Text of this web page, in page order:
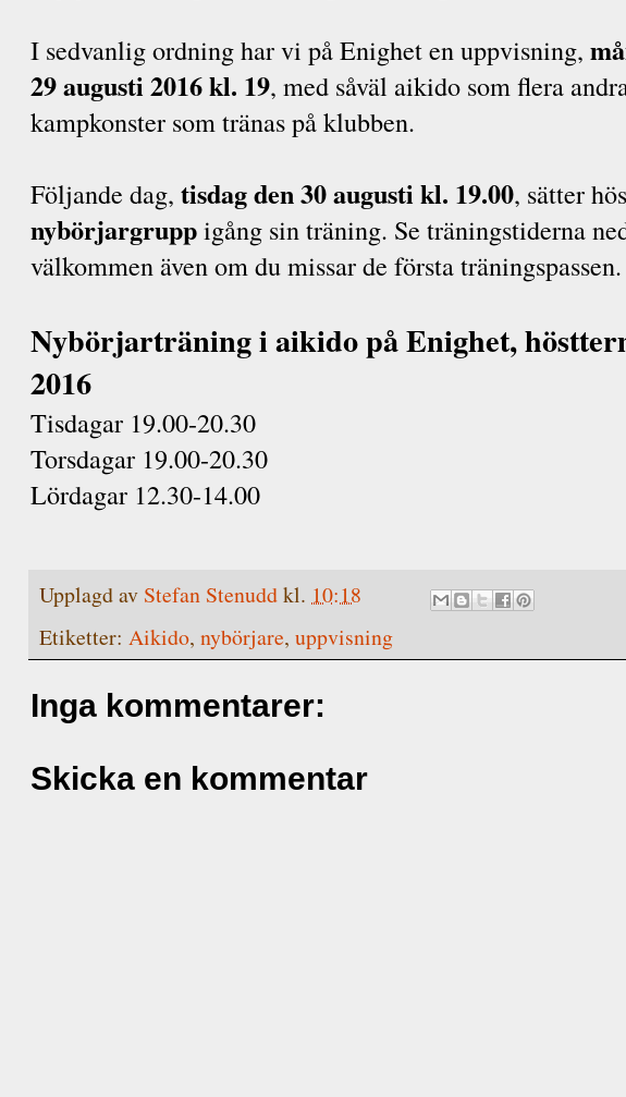
I sedvanlig ordning har vi på Enighet en uppvisning,
29 augusti 2016 kl. 19, med såväl aikido som flera
kampkonster som tränas på klubben.
Följande dag, tisdag den 30 augusti kl. 19.00, sätter
nybörjargruppigång sin träning. Se träningstiderna
välkommen även om du missar de första träningspassen.
Nybörjarträning i aikido på Enighet,
2016
Tisdagar 19.00-20.30
Torsdagar 19.00-20.30
Lördagar 12.30-14.00
Upplagd av Stefan Stenuddkl. 10:18
Etiketter: Aikido, nybörjare, uppvisning
Inga kommentarer:
Skicka en kommentar